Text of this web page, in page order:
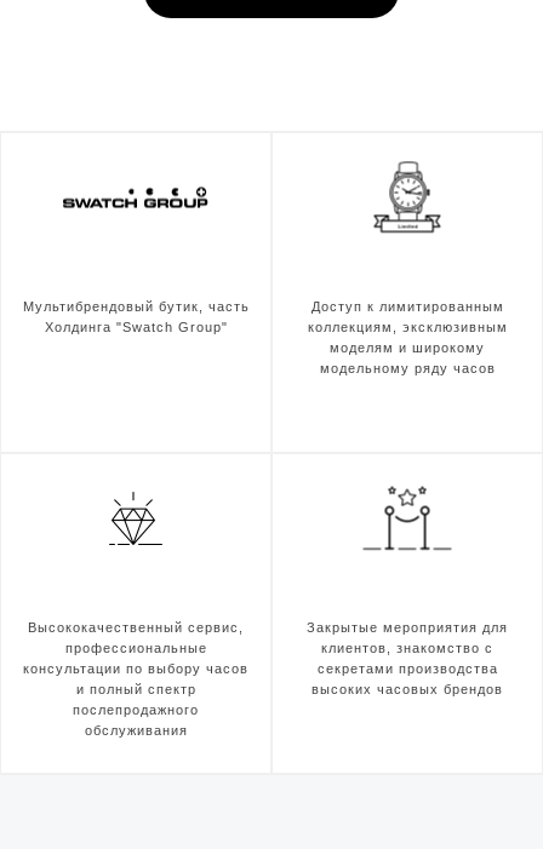
Мультибрендовый бутик, часть
Холдинга "Swatch Group"
Доступ к лимитированным
коллекциям, эксклюзивным
моделям и широкому
модельному ряду часов
Высококачественный сервис,
профессиональные
консультации по выбору часов
и полный спектр
послепродажного
обслуживания
Закрытые мероприятия для
клиентов, знакомство с
секретами производства
высоких часовых брендов